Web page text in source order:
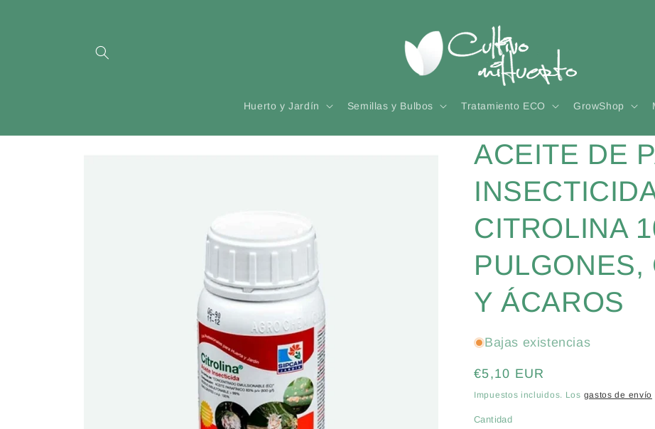
Huerto y Jardín Semillas y Bulbos Tratamiento ECO GrowShop
directamente
ACEITE DE
CITROLINA
PULGONES,
Y ÁCAROS
Bajas existencias
Precio
habitual
€5,10 EUR
Impuestos incluidos. Los gastos de envío
Cantidad
Cantidad